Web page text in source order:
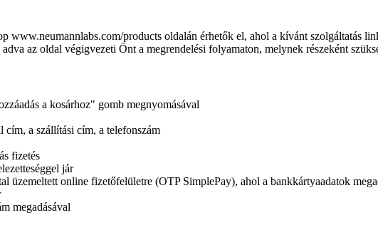
www.neumannlabs.com/products oldalán érhetők el, ahol a kívánt szolgáltatás
az oldal végigvezeti Önt a megrendelési folyamaton, melynek részeként
a kosárhoz" gomb megnyomásával
cím, a szállítási cím, a telefonszám
fizetés
jár
üzemeltett online fizetőfelületre (OTP SimplePay), ahol a bankkártyaadatok
megadásával